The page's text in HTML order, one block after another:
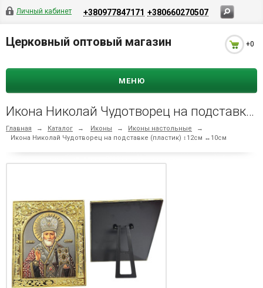
Личный кабинет +380977847171 +380660270507
Церковный оптовый магазин +0
МЕНЮ
Икона Николай Чудотворец на подставке (пластик) ↕12см ↔10см
Главная → Каталог → Иконы → Иконы настольные
→
Икона Николай Чудотворец на подставке (пластик) ↕12см ↔10см